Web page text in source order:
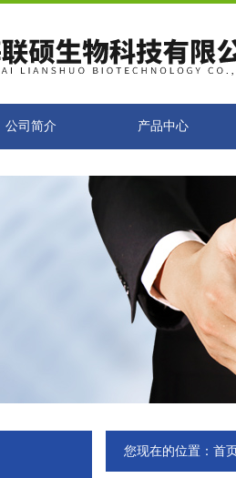
公司简介 产品中心
您现在的位置： 首